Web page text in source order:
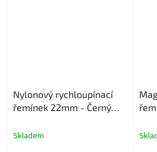
Nylonový rychloupínací
řemínek 22mm - Černý
Skladem